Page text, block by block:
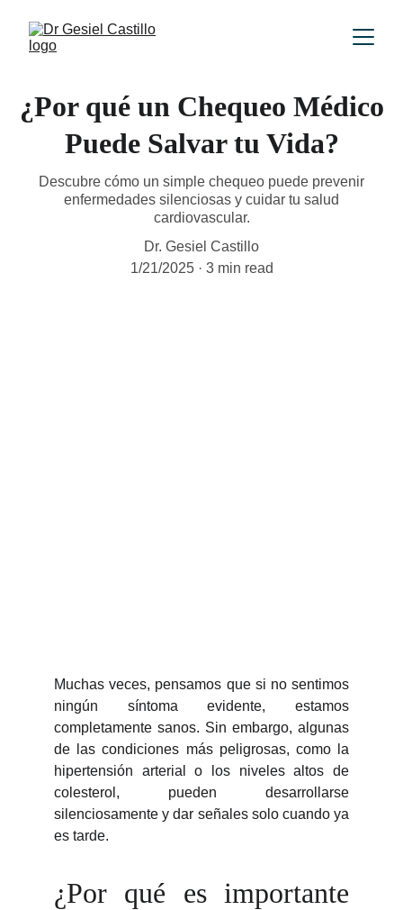
¿Por qué un Chequeo Médico
Puede Salvar tu Vida?
Descubre cómo un simple chequeo puede prevenir
enfermedades silenciosas y cuidar tu salud
cardiovascular.
Dr. Gesiel Castillo
1/21/2025
3 min read
Muchas veces, pensamos que si no sentimos
ningún síntoma evidente, estamos
completamente sanos. Sin embargo, algunas
de las condiciones más peligrosas, como la
hipertensión arterial o los niveles altos de
colesterol, pueden desarrollarse
silenciosamente y dar señales solo cuando ya
es tarde.
¿Por qué es importante